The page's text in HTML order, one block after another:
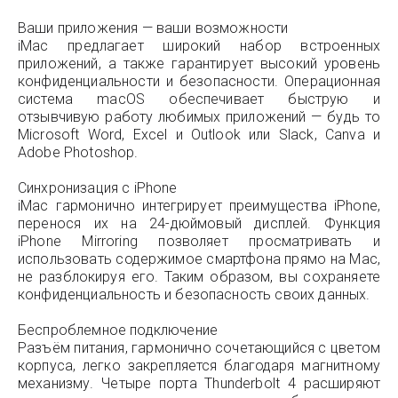
Ваши приложения — ваши возможности
iMac предлагает широкий набор встроенных
приложений, а также гарантирует высокий уровень
конфиденциальности и безопасности. Операционная
система macOS обеспечивает быструю и
отзывчивую работу любимых приложений — будь то
Microsoft Word, Excel и Outlook или Slack, Canva и
Adobe Photoshop.
Синхронизация с iPhone
iMac гармонично интегрирует преимущества iPhone,
перенося их на 24-дюймовый дисплей. Функция
iPhone Mirroring позволяет просматривать и
использовать содержимое смартфона прямо на Mac,
не разблокируя его. Таким образом, вы сохраняете
конфиденциальность и безопасность своих данных.
Беспроблемное подключение
Разъём питания, гармонично сочетающийся с цветом
корпуса, легко закрепляется благодаря магнитному
механизму. Четыре порта Thunderbolt 4 расширяют